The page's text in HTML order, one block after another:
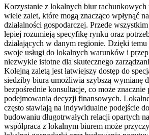
Korzystanie z lokalnych biur rachunkowych
wiele zalet, które mogą znacząco wpłynąć
działalności gospodarczej. Przede
lepiej rozumieją specyfikę rynku oraz
działających w danym regionie. Dzięki temu
swoje usługi do lokalnych warunków i
niezwykle istotne dla skutecznego
Kolejną zaletą jest łatwiejszy dostęp do
siedziby biura umożliwia szybszą wymianę
bezpośrednie konsultacje, co może znacznie
podejmowania decyzji finansowych.
często stawiają na indywidualne podejście
budowaniu długotrwałych relacji opartych
współpraca z lokalnym biurem może